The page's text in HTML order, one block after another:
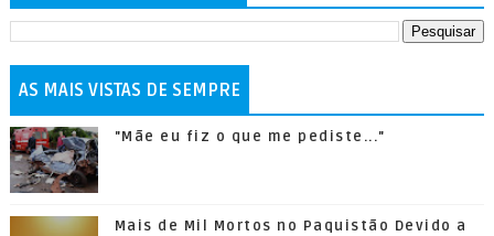
AS MAIS VISTAS DE SEMPRE
"Mãe eu fiz o que me pediste..."
Mais de Mil Mortos no Paquistão Devido a